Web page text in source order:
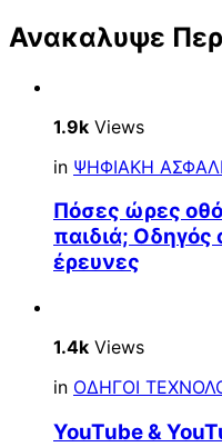
Ανακαλυψε
1.9k Views
in ΨΗΦΙΑΚΗ
Πόσες ώρες
παιδιά; Οδηγός
έρευνες
1.4k Views
in ΟΔΗΓΟΙ
YouTube &